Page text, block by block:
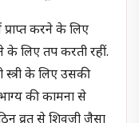
करने के लिए
के लिए तप करती रहीं.
स्त्री के लिए उसकी
की कामना से